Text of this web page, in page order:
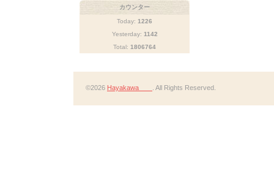
カウンター
Today: 1226
Yesterday: 1142
Total: 1806764
©2026 Hayakawa . All Rights Reserved.